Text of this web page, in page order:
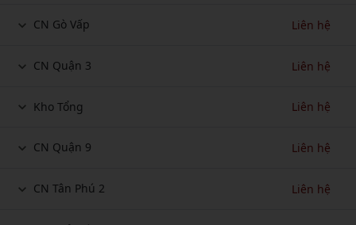
CN Gò Vấp Liên hệ
CN Quận 3 Liên hệ
Kho Tổng Liên hệ
CN Quận 9 Liên hệ
CN Tân Phú 2 Liên hệ